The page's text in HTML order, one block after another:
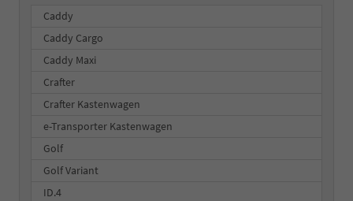
Caddy
Caddy Cargo
Caddy Maxi
Crafter
Crafter Kastenwagen
e-Transporter Kastenwagen
Golf
Golf Variant
ID.4